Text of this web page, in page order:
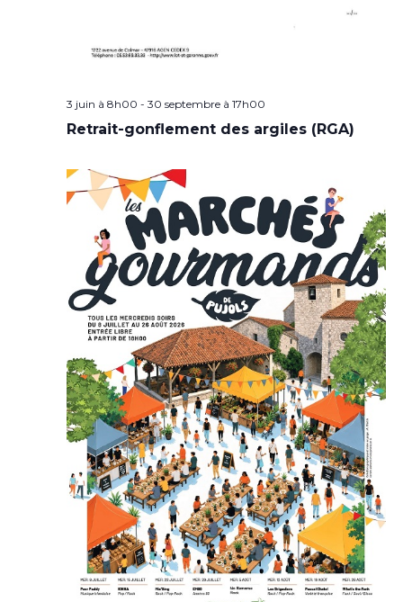
3 juin à 8h00 - 30 septembre à 17h00
Retrait-gonflement des argiles (RGA)